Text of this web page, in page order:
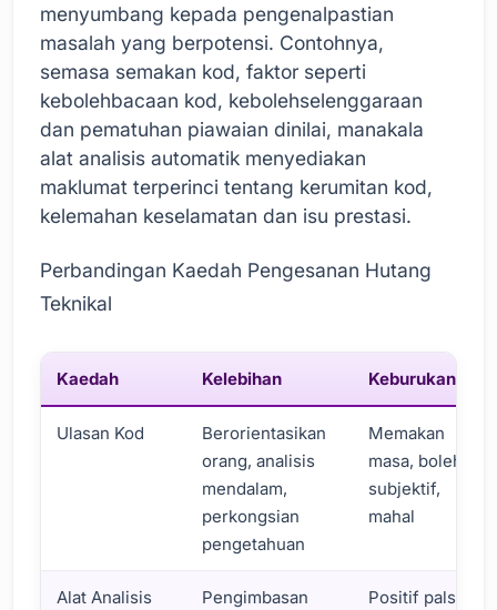
menyumbang kepada pengenalpastian
masalah yang berpotensi. Contohnya,
semasa semakan kod, faktor seperti
kebolehbacaan kod, kebolehselenggaraan
dan pematuhan piawaian dinilai, manakala
alat analisis automatik menyediakan
maklumat terperinci tentang kerumitan kod,
kelemahan keselamatan dan isu prestasi.
Perbandingan Kaedah Pengesanan Hutang
Teknikal
Kaedah Kelebihan Keburukan
Ulasan Kod
Berorientasikan
orang, analisis
mendalam,
perkongsian
pengetahuan
Memakan
masa, boleh
subjektif,
mahal
Alat Analisis
Pengimbasan
Positif palsu,